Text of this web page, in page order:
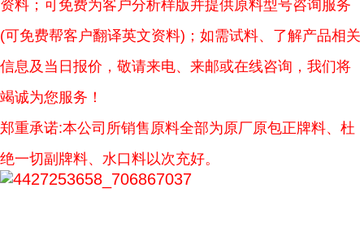
资料；可免费为客户分析样版并提供原料型号咨询服务
(可免费帮客户翻译英文资料)；如需试料、了解产品相关
信息及当日报价，敬请来电、来邮或在线咨询，我们将
竭诚为您服务！
郑重承诺:本公司所销售原料全部为原厂原包正牌料、杜
绝一切副牌料、水口料以次充好。